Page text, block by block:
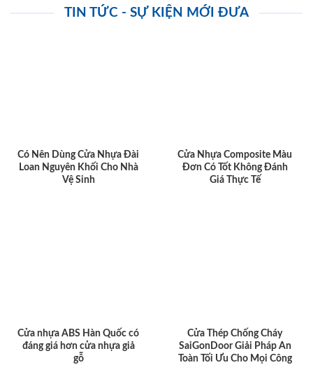
TIN TỨC - SỰ KIỆN MỚI ĐƯA
Có Nên Dùng Cửa Nhựa Đài
Loan Nguyên Khối Cho Nhà
Vệ Sinh
Cửa Nhựa Composite Màu
Đơn Có Tốt Không Đánh
Giá Thực Tế
Cửa nhựa ABS Hàn Quốc có
đáng giá hơn cửa nhựa giả
gỗ
Cửa Thép Chống Cháy
SaiGonDoor Giải Pháp An
Toàn Tối Ưu Cho Mọi Công